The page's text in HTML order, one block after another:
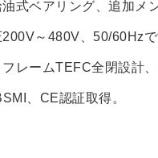
式ベアリング、追加メ
200V～480V、50/60Hzで
レームTEFC全閉設計、
、CE認証取得。